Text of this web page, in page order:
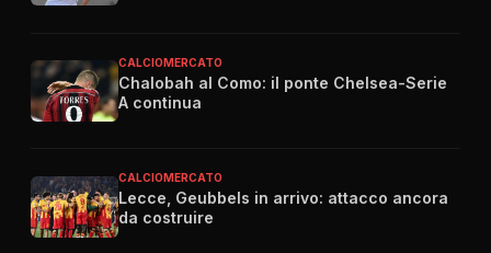
CALCIOMERCATO
Chalobah al Como: il ponte Chelsea-Serie
A continua
CALCIOMERCATO
Lecce, Geubbels in arrivo: attacco ancora
da costruire